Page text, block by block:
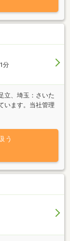
分
立、埼玉：さいた
います。当社管理
にご相談くださ
う